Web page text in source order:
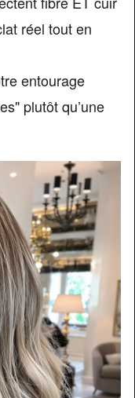
réel tout en
entourage
plutôt qu’une